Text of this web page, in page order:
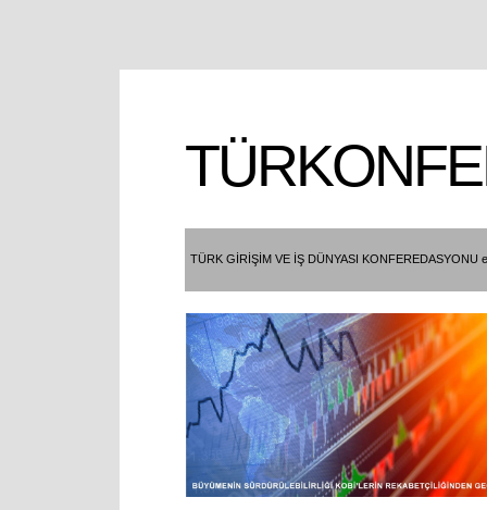
TÜRK GİRİŞİM VE İŞ DÜNYASI KONFEREDASYONU